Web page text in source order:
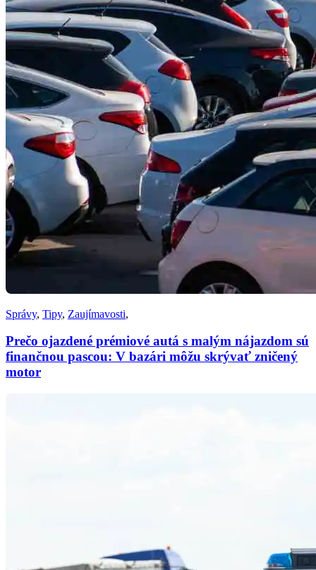
Správy, Tipy, Zaujímavosti,
Prečo ojazdené prémiové autá s malým nájazdom sú
finančnou pascou: V bazári môžu skrývať zničený
motor